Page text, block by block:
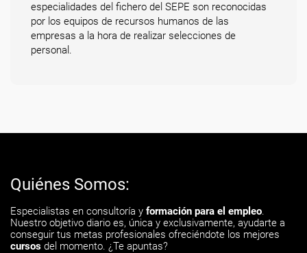
especialidades del fichero del SEPE son reconocidas
por los equipos de recursos humanos de las
empresas a la hora de realizar selecciones de
personal.
Quiénes Somos:
Especialistas en consultoría y formación para el empleo.
Nuestro objetivo diario es, única y exclusivamente, ayudarte a
conseguir tus metas profesionales ofreciéndote los mejores
cursos del momento. ¿Te apuntas?